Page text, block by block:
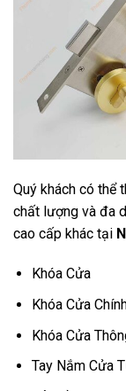
Quý khách có thể
chất lượng và đa
cao cấp khác tại
Khóa Cửa
Khóa Cửa
Khóa Cửa
Tay Nắm Cửa